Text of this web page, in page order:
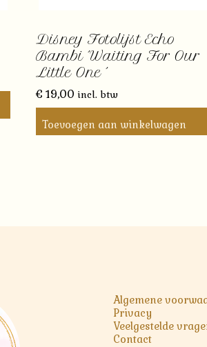
Disney Fotolijst Echo
Bambi ´Waiting For Our
Little One ´
€ 19,00 incl. btw
Toevoegen aan winkelwagen
Algemene
Privacy
Veelgestelde
Contact